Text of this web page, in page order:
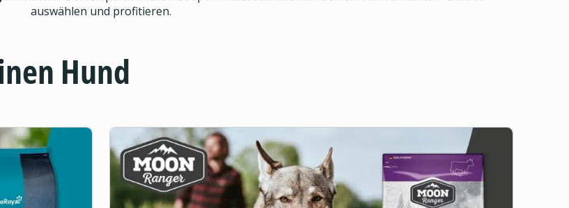
auswählen und profitieren.
Hund